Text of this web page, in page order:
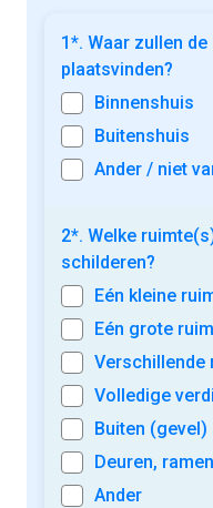
1*. Waar zullen
plaatsvinden?
Binnenshuis
Buitenshuis
Ander / niet
2*. Welke
schilderen?
Eén kleine
Eén grote
Verschillende
Volledige
Buiten
Deuren,
Ander